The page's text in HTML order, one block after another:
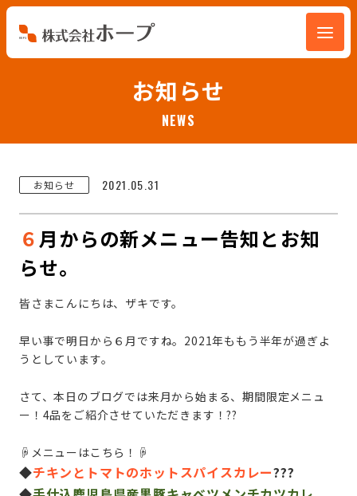
環境を知る
お知らせ
ホープブログ
お知らせ
NEWS
お知らせ 2021.05.31
６月からの新メニュー告知とお知
らせ。
皆さまこんにちは、ザキです。
早い事で明日から６月ですね。2021年ももう半年が過ぎよ
うとしています。
さて、本日のブログでは来月から始まる、期間限定メニュ
ー！4品をご紹介させていただきます！??
☟メニューはこちら！☟
◆チキンとトマトのホットスパイスカレー???